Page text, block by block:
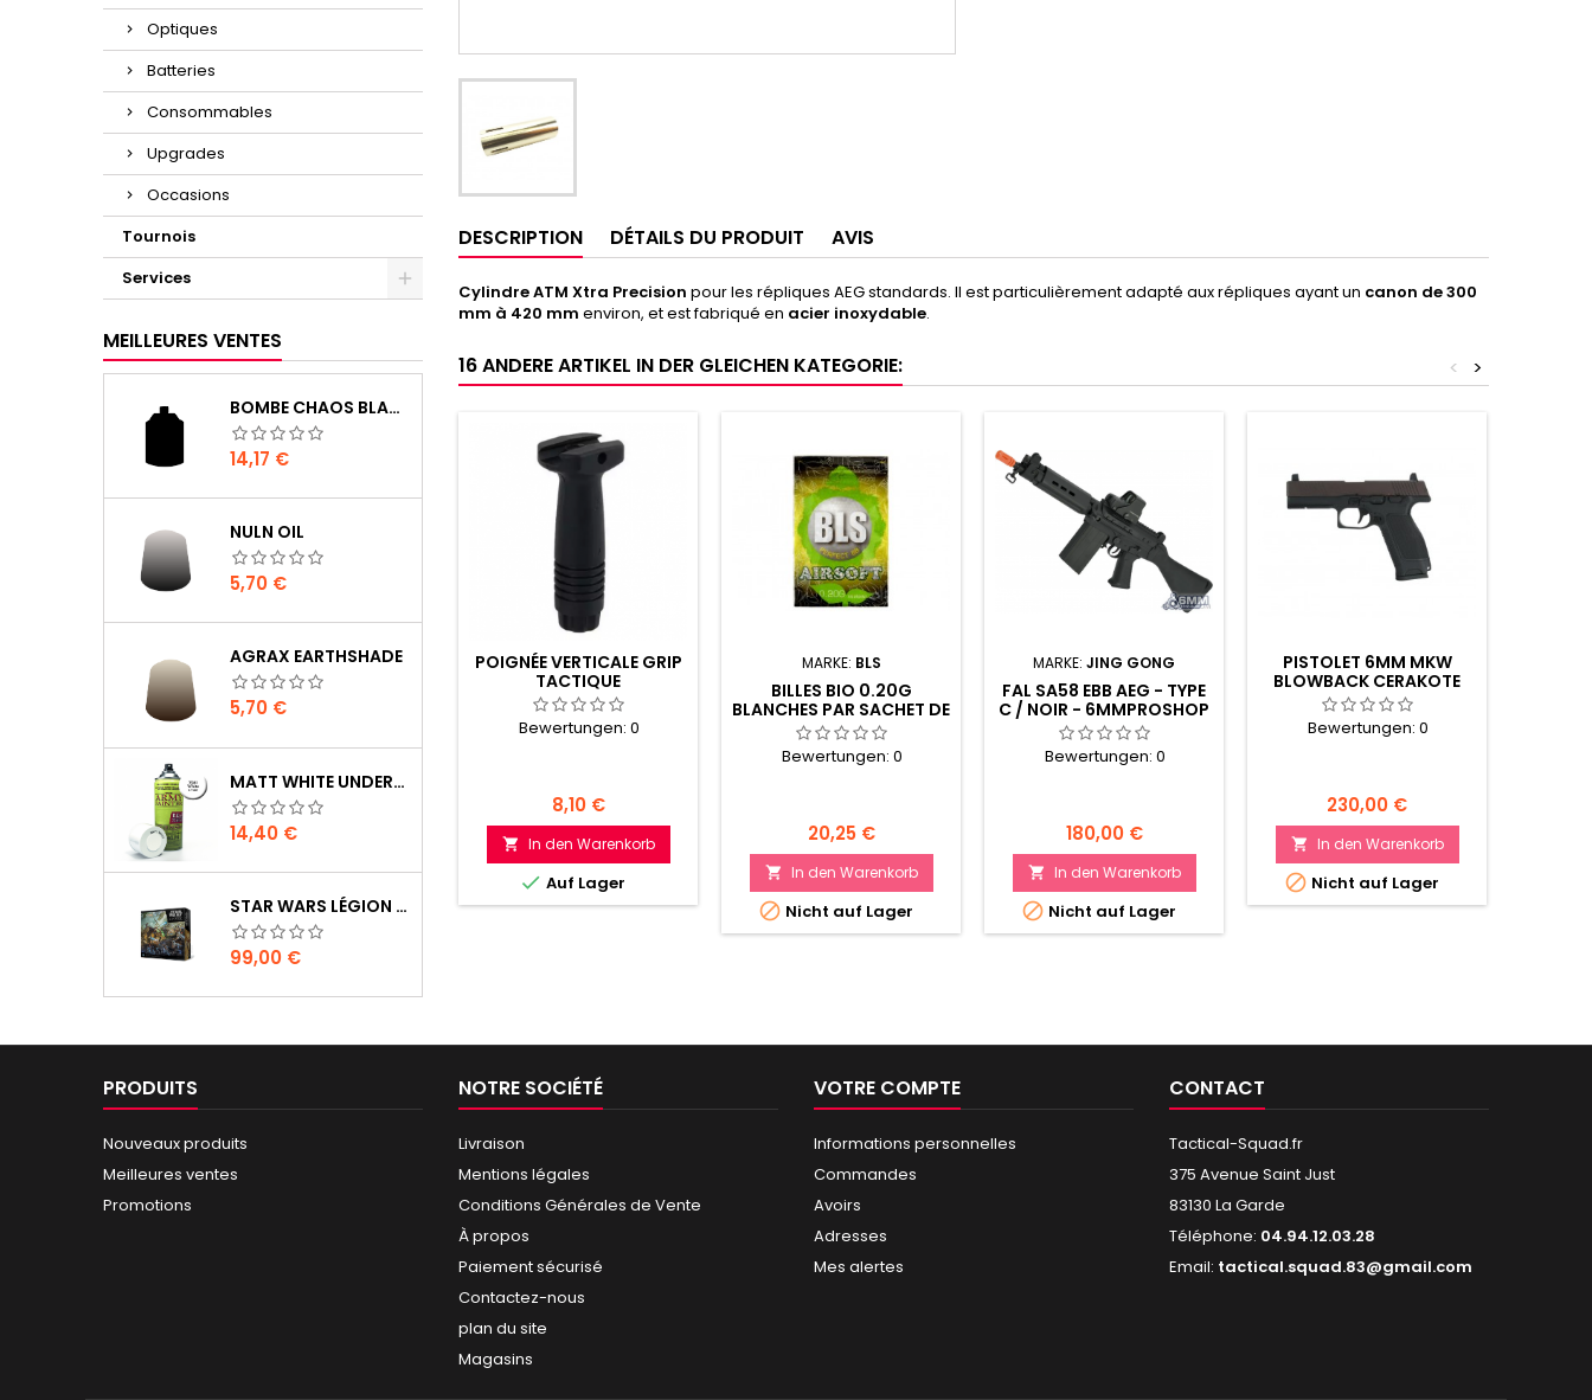
Optiques
Batteries
Consommables
Upgrades
Occasions
Tournois
Services
MEILLEURES VENTES
BOMBE CHAOS BLACK
Prix
14,17 €
NULN OIL
Prix
5,70 €
AGRAX EARTHSHADE
Prix
5,70 €
MATT WHITE UNDERCOAT
Prix
14,40 €
STAR WARS LÉGION : BOÎTE DE BASE CLONE WARS
Prix
99,00 €
DESCRIPTION DÉTAILS DU PRODUIT AVIS
Cylindre ATM Xtra Precision pour les répliques AEG standards. Il est particulièrement adapté aux répliques ayant un canon de 300
mm à 420 mm environ, et est fabriqué en acier inoxydable.
16 ANDERE ARTIKEL IN DER GLEICHEN KATEGORIE: >
<
POIGNÉE VERTICALE GRIP
TACTIQUE
Bewertungen: 0
Preis
8,10 €
 In den Warenkorb
 Auf Lager
MARKE: BLS
BILLES BIO 0.20G
BLANCHES PAR SACHET DE
1 KG
Bewertungen: 0
Preis
20,25 €
 In den Warenkorb
 Nicht auf Lager
MARKE: JING GONG
FAL SA58 EBB AEG - TYPE
C / NOIR - 6MMPROSHOP
/ JING GONG
Bewertungen: 0
Preis
180,00 €
 In den Warenkorb
 Nicht auf Lager
PISTOLET 6MM MKW
BLOWBACK CERAKOTE
BROWN
Bewertungen: 0
Preis
230,00 €
 In den Warenkorb
 Nicht auf Lager
PRODUITS
Nouveaux produits
Meilleures ventes
Promotions
NOTRE SOCIÉTÉ
Livraison
Mentions légales
Conditions Générales de Vente
À propos
Paiement sécurisé
Contactez-nous
plan du site
Magasins
VOTRE COMPTE
Informations personnelles
Commandes
Avoirs
Adresses
Mes alertes
CONTACT
Tactical-Squad.fr
375 Avenue Saint Just
83130 La Garde
Téléphone: 04.94.12.03.28
Email: tactical.squad.83@gmail.com